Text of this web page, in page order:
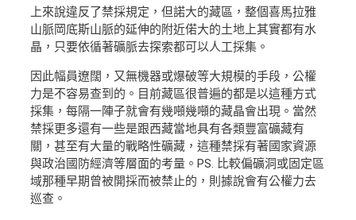
上來說違反了禁採規定，但諾大的藏區，整個喜馬拉雅
山脈岡底斯山脈的延伸的附近偌大的土地上其實都有水
晶，只要依循著礦脈去探索都可以人工採集。
因此幅員遼闊，又無機器或爆破等大規模的手段，公權
力是不容易查到的。目前藏區很普遍的都是以這種方式
採集，每隔一陣子就會有幾噸幾噸的藏晶會出現。當然
禁採更多還有一些是跟西藏當地具有各類豐富礦藏有
關，甚至有大量的戰略性礦藏，這種禁採有著國家資源
與政治國防經濟等層面的考量。PS. 比較偏礦洞或固定區
域那種早期曾被開採而被禁止的，則據說會有公權力去
巡查。